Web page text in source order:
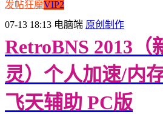
发帖狂魔VIP2
07-13 18:13 电脑端 原创制作
RetroBNS 2013（
灵）个人加速/内
飞天辅助 PC版